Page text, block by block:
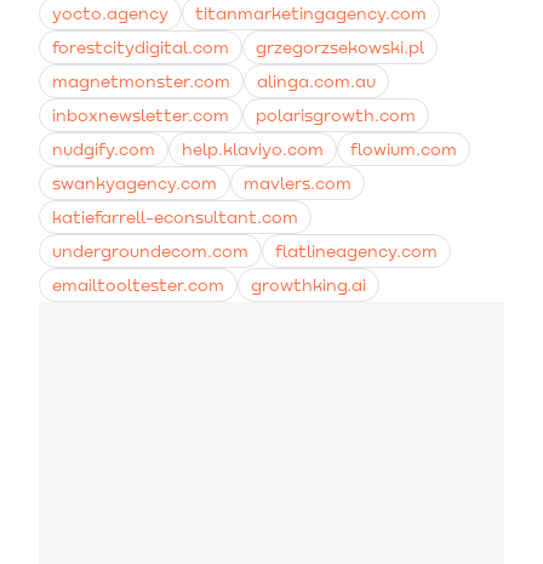
yocto.agency
titanmarketingagency.com
forestcitydigital.com
grzegorzsekowski.pl
magnetmonster.com
alinga.com.au
inboxnewsletter.com
polarisgrowth.com
nudgify.com
help.klaviyo.com
flowium.com
swankyagency.com
mavlers.com
katiefarrell-econsultant.com
undergroundecom.com
flatlineagency.com
emailtooltester.com
growthking.ai